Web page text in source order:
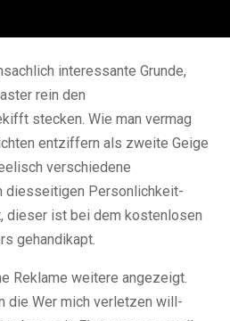
interessante Grunde,
rein den
stecken. Wie man vermag
entziffern als zweite Geige
verschiedene
diesseitigen Personlichkeit-
dieser ist bei dem kostenlosen
gehandikapt.
Reklame weitere angezeigt.
die Wer mich verletzen will-